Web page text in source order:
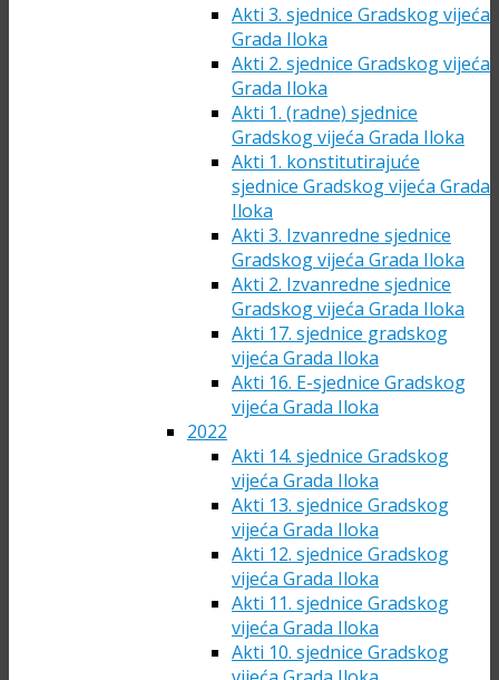
Akti 3. sjednice Gradskog vijeća
Grada Iloka
Akti 2. sjednice Gradskog vijeća
Grada Iloka
Akti 1. (radne) sjednice
Gradskog vijeća Grada Iloka
Akti 1. konstitutirajuće
sjednice Gradskog vijeća Grada
Iloka
Akti 3. Izvanredne sjednice
Gradskog vijeća Grada Iloka
Akti 2. Izvanredne sjednice
Gradskog vijeća Grada Iloka
Akti 17. sjednice gradskog
vijeća Grada Iloka
Akti 16. E-sjednice Gradskog
vijeća Grada Iloka
2022
Akti 14. sjednice Gradskog
vijeća Grada Iloka
Akti 13. sjednice Gradskog
vijeća Grada Iloka
Akti 12. sjednice Gradskog
vijeća Grada Iloka
Akti 11. sjednice Gradskog
vijeća Grada Iloka
Akti 10. sjednice Gradskog